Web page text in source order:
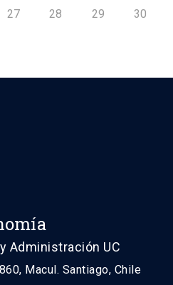
27 28 29 30
Administración UC
Macul. Santiago, Chile